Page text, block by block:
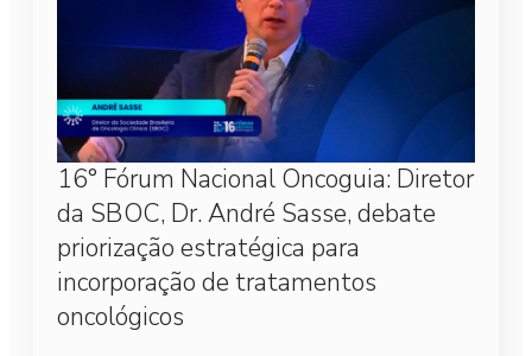
16° Fórum Nacional Oncoguia: Diretor
da SBOC, Dr. André Sasse, debate
priorização estratégica para
incorporação de tratamentos
oncológicos